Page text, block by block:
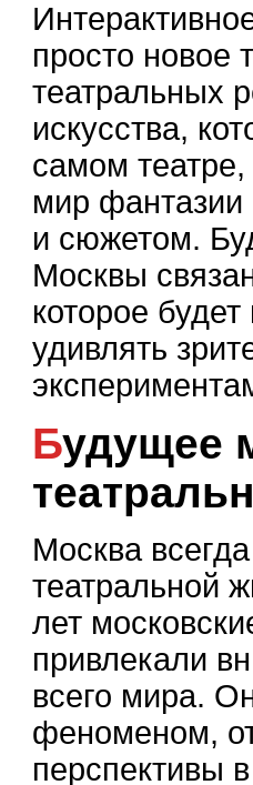
просто новое
театральных
искусства,
самом театре,
мир фантазии
и сюжетом.
Москвы
которое
удивлять
Будущее московских
Москва
театральной
лет
привлекали
всего мира.
феноменом,
перспективы